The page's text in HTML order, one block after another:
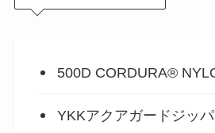
500D CORDURA®
YKKアクアガードジッ